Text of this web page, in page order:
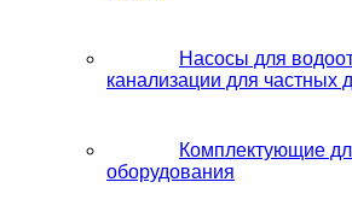
Насосы для
канализации для частных
Комплектующие
оборудования